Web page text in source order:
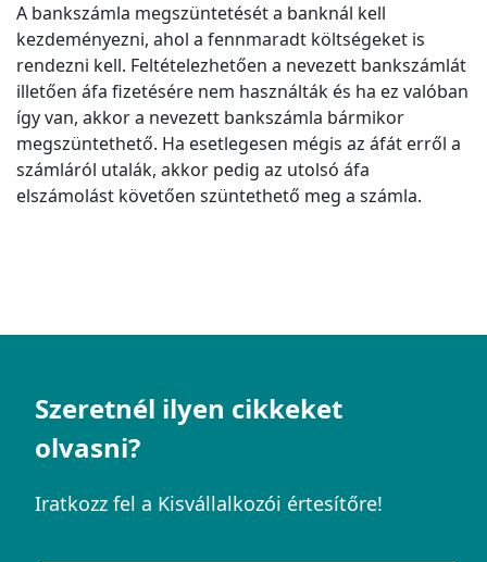
A bankszámla megszüntetését a banknál kell
kezdeményezni, ahol a fennmaradt költségeket is
rendezni kell. Feltételezhetően a nevezett bankszámlát
illetően áfa fizetésére nem használták és ha ez valóban
így van, akkor a nevezett bankszámla bármikor
megszüntethető. Ha esetlegesen mégis az áfát erről a
számláról utalák, akkor pedig az utolsó áfa
elszámolást követően szüntethető meg a számla.
Szeretnél ilyen cikkeket
olvasni?
Iratkozz fel a Kisvállalkozói értesítőre!